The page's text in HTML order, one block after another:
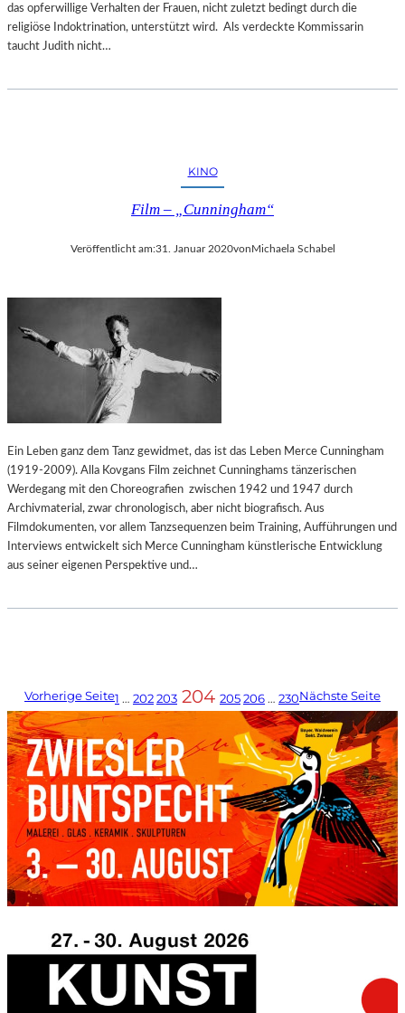
das opferwillige Verhalten der Frauen, nicht zuletzt bedingt durch die
religiöse Indoktrination, unterstützt wird. Als verdeckte Kommissarin
taucht Judith nicht…
KINO
Film – „Cunningham“
Veröffentlicht am:31. Januar 2020von Michaela Schabel
Ein Leben ganz dem Tanz gewidmet, das ist das Leben Merce Cunningham
(1919-2009). Alla Kovgans Film zeichnet Cunninghams tänzerischen
Werdegang mit den Choreografien zwischen 1942 und 1947 durch
Archivmaterial, zwar chronologisch, aber nicht biografisch. Aus
Filmdokumenten, vor allem Tanzsequenzen beim Training, Aufführungen und
Interviews entwickelt sich Merce Cunningham künstlerische Entwicklung
aus seiner eigenen Perspektive und…
Vorherige Seite1 … 202203 204 205206 … 230Nächste Seite